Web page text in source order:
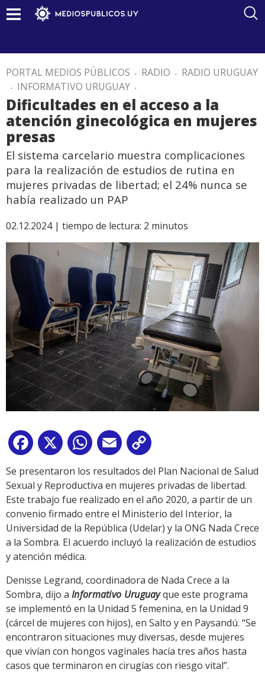
PORTAL MEDIOS PÚBLICOS . RADIO . RADIO URUGUAY
. INFORMATIVO URUGUAY .
Dificultades en el acceso a la
atención ginecológica en mujeres
presas
El sistema carcelario muestra complicaciones
para la realización de estudios de rutina en
mujeres privadas de libertad; el 24% nunca se
había realizado un PAP
02.12.2024 | tiempo de lectura: 2 minutos
Facebook
X WhatsApp
Email
Link
Se presentaron los resultados del Plan Nacional de Salud
Sexual y Reproductiva en mujeres privadas de libertad.
Este trabajo fue realizado en el año 2020, a partir de un
convenio firmado entre el Ministerio del Interior, la
Universidad de la República (Udelar) y la ONG Nada Crece
a la Sombra. El acuerdo incluyó la realización de estudios
y atención médica.
Denisse Legrand, coordinadora de Nada Crece a la
Sombra, dijo a Informativo Uruguayque este programa
se implementó en la Unidad 5 femenina, en la Unidad 9
(cárcel de mujeres con hijos), en Salto y en Paysandú. “Se
encontraron situaciones muy diversas, desde mujeres
que vivían con hongos vaginales hacía tres años hasta
casos que terminaron en cirugías con riesgo vital”.